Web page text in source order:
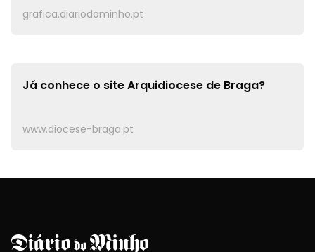
grafica.diariodominho.pt
Já conhece o siteArquidiocese de Braga?
www.diocese-braga.pt